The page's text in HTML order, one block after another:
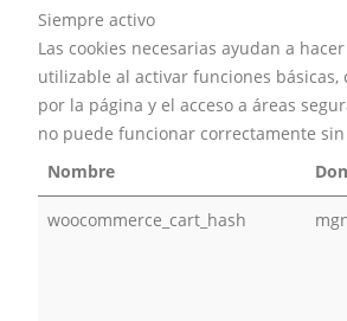
Siempre activo
Las cookies necesarias ayudan a
utilizable al activar funciones básicas,
por la página y el acceso a áreas
no puede funcionar correctamente sin
Nombre
woocommerce_cart_hash